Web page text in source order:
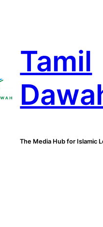
Tamil
The Media Hub for Islamic